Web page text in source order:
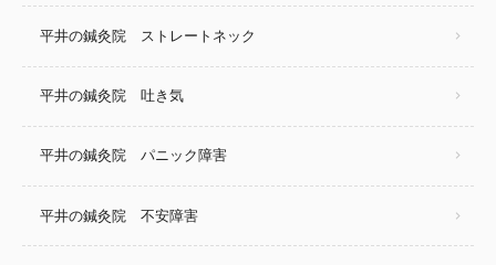
平井の鍼灸院 ストレートネック
平井の鍼灸院 吐き気
平井の鍼灸院 パニック障害
平井の鍼灸院 不安障害